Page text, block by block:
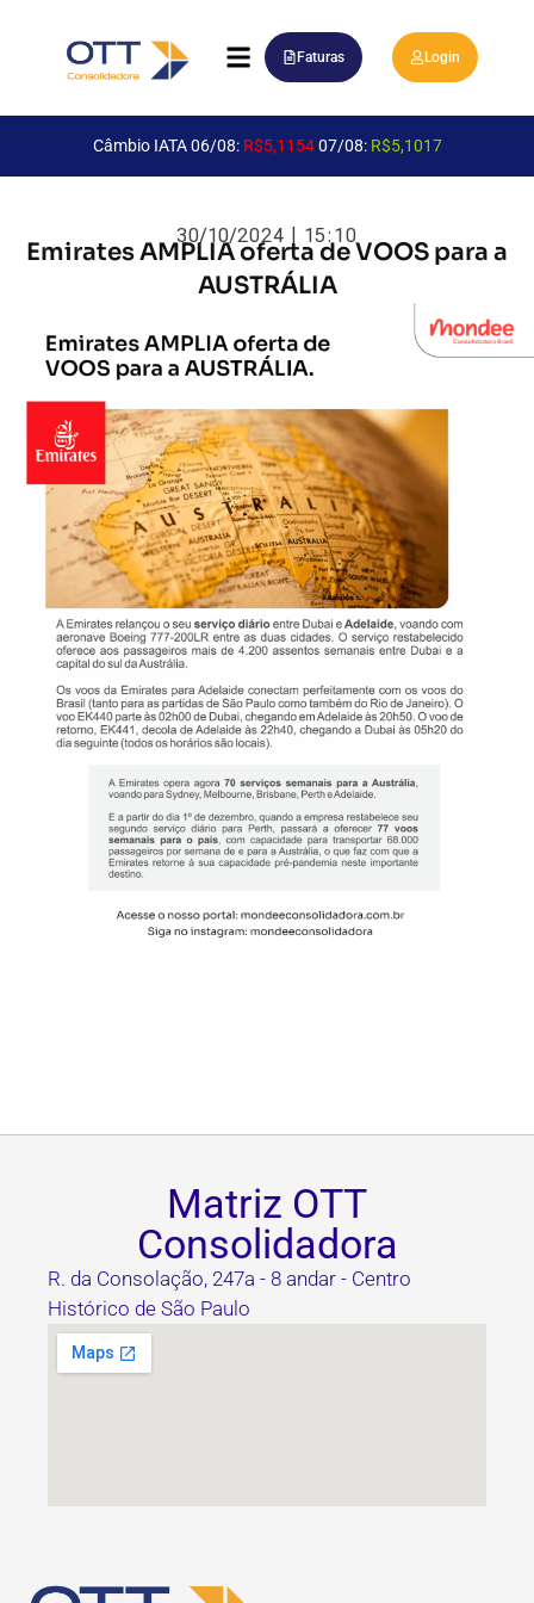
Faturas Login
Câmbio IATA 06/08: R$5,115407/08: R$5,1017
30/10/2024 | 15:10
Emirates AMPLIA oferta de VOOS para a
AUSTRÁLIA
Matriz OTT
Consolidadora
R. da Consolação, 247a - 8 andar - Centro
Histórico de São Paulo